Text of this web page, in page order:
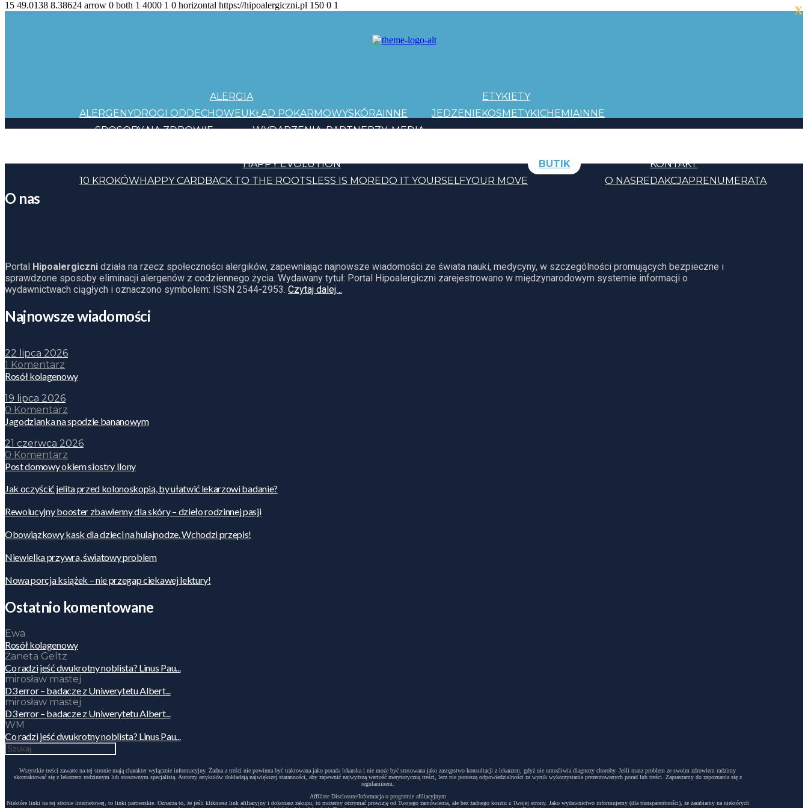
15 49.0138 8.38624 arrow 0 both 1 4000 1 0 horizontal https://hipoalergiczni.pl 150 0 1
ALERGIA
ALERGENYDROGI ODDECHOWEUKŁAD POKARMOWYSKÓRAINNE
ETYKIETY
JEDZENIEKOSMETYKICHEMIAINNE
SPOSOBY NA ZDROWIE
WYDARZENIA PARTNERZY MEDIA
HAPPY EVOLUTION
10 KROKÓWHAPPY CARDBACK TO THE ROOTSLESS IS MOREDO IT YOURSELFYOUR MOVE
BUTIK
KONTAKT
O NASREDAKCJAPRENUMERATA
O nas
Portal Hipoalergiczni działa na rzecz społeczności alergików, zapewniając najnowsze wiadomości ze świata nauki, medycyny, w szczególności promujących bezpieczne i
sprawdzone sposoby eliminacji alergenów z codziennego życia. Wydawany tytuł: Portal Hipoalergiczni zarejestrowano w międzynarodowym systemie informacji o
wydawnictwach ciągłych i oznaczono symbolem: ISSN 2544-2953. Czytaj dalej…
Najnowsze wiadomości
22 lipca 2026
1 Komentarz
Rosół kolagenowy
19 lipca 2026
0 Komentarz
Jagodzianka na spodzie bananowym
21 czerwca 2026
0 Komentarz
Post domowy okiem siostry Ilony
Jak oczyścić jelita przed kolonoskopią, by ułatwić lekarzowi badanie?
Rewolucyjny booster zbawienny dla skóry – dzieło rodzinnej pasji
Obowiązkowy kask dla dzieci na hulajnodze. Wchodzi przepis!
Niewielka przywra, światowy problem
Nowa porcja książek – nie przegap ciekawej lektury!
Ostatnio komentowane
Ewa
Rosół kolagenowy
Żaneta Geltz
Co radzi jeść dwukrotny noblista? Linus Pau...
mirosław mastej
D3 error – badacze z Uniwerytetu Albert...
mirosław mastej
D3 error – badacze z Uniwerytetu Albert...
WM
Co radzi jeść dwukrotny noblista? Linus Pau...
Wszystkie treści zawarte na tej stronie mają charakter wyłącznie informacyjny. Żadna z treści nie powinna być traktowana jako porada lekarska i nie może być stosowana jako zastępstwo konsultacji z lekarzem, gdyż nie umożliwia diagnozy choroby. Jeśli masz problem ze swoim zdrowiem radzimy
skontaktować się z lekarzem rodzinnym lub stosownym specjalistą. Autorzy artykułów dokładają największej staranności, aby zapewnić najwyższą wartość merytoryczną treści, lecz nie ponoszą odpowiedzialności za wynik wykorzystania prezentowanych porad lub treści. Zapraszamy do zapoznania się z
regulaminem.
Affiliate Disclosure/Informacja o programie afiliacyjnym
Niektóre linki na tej stronie internetowej, to linki partnerskie. Oznacza to, że jeśli klikniesz link afiliacyjny i dokonasz zakupu, to możemy otrzymać prowizję od Twojego zamówienia, ale bez żadnego kosztu z Twojej strony. Jako wydawnictwo informujemy (dla transparentności), że zarabiamy na niektórych
X